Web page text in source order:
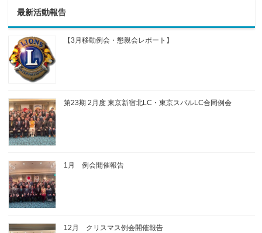
最新活動報告
【3月移動例会・懇親会レポート】
第23期 2月度 東京新宿北LC・東京スバルLC合同例会
1月 例会開催報告
12月 クリスマス例会開催報告